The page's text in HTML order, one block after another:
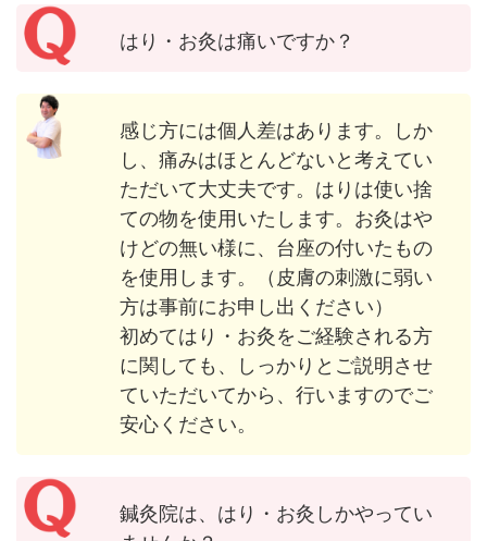
はり・お灸は痛いですか？
感じ方には個人差はあります。しか
し、痛みはほとんどないと考えてい
ただいて大丈夫です。はりは使い捨
ての物を使用いたします。お灸はや
けどの無い様に、台座の付いたもの
を使用します。（皮膚の刺激に弱い
方は事前にお申し出ください）
初めてはり・お灸をご経験される方
に関しても、しっかりとご説明させ
ていただいてから、行いますのでご
安心ください。
鍼灸院は、はり・お灸しかやってい